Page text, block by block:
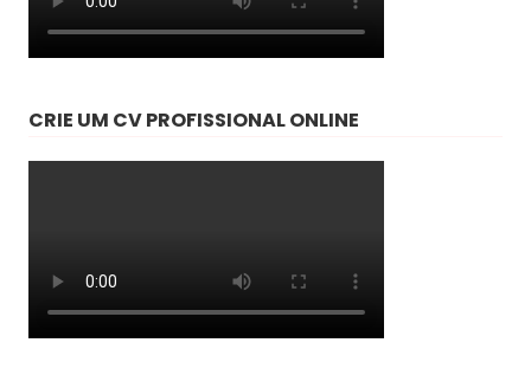
CRIE UM CV PROFISSIONAL ONLINE